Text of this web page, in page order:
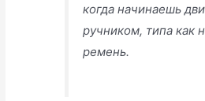
когда начинаешь
ручником, типа как
ремень.